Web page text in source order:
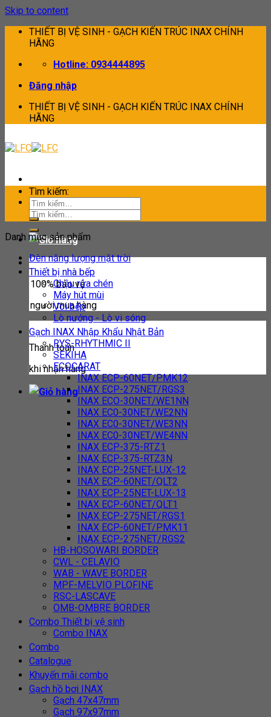
Skip to content
THIẾT BỊ VỆ SINH - GẠCH KIẾN TRÚC INAX CHÍNH
HÃNG
Hotline: 0934444895
Đăng nhập
THIẾT BỊ VỆ SINH - GẠCH KIẾN TRÚC INAX CHÍNH
HÃNG
Tìm kiếm:
100% bảo vệ
người mua hàng
Thanh toán
khi nhận hàng
Tìm kiếm:
Danh mục sản phẩm
Đèn năng lượng mặt trời
Thiết bị nhà bếp
Chậu rửa chén
Máy hút mùi
Vòi bếp
Lò nướng - Lò vi sóng
Gạch INAX Nhập Khẩu Nhật Bản
RYS-RHYTHMIC II
SEKIHA
ECOCARAT
INAX ECP-60NET/PMK12
INAX ECP-275NET/RGS3
INAX ECO-30NET/WE1NN
INAX EC0-30NET/WE2NN
INAX EC0-30NET/WE3NN
INAX EC0-30NET/WE4NN
INAX ECP-375-RTZ1
INAX ECP-375-RTZ3N
INAX ECP-25NET-LUX-12
INAX ECP-60NET/QLT2
INAX ECP-25NET-LUX-13
INAX ECP-60NET/QLT1
INAX ECP-275NET/RGS1
INAX ECP-60NET/PMK11
INAX ECP-275NET/RGS2
HB-HOSOWARI BORDER
CWL - CELAVIO
WAB - WAVE BORDER
MPF-MELVIO PLOFINE
RSC-LASCAVE
OMB-OMBRE BORDER
Combo Thiết bị vệ sinh
Combo INAX
Combo
Catalogue
Khuyến mãi combo
Gạch hồ bơi INAX
Gạch 47x47mm
Gạch 97x97mm